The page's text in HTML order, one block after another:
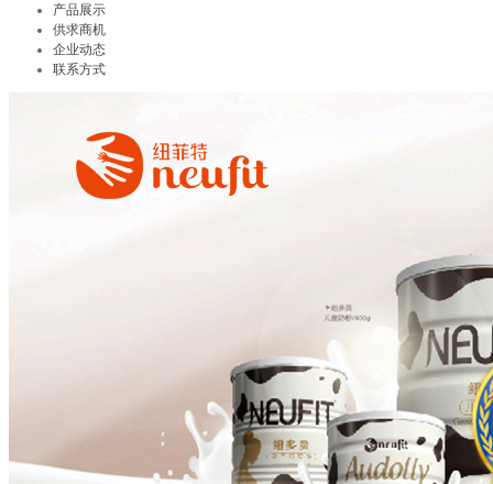
产品展示
供求商机
企业动态
联系方式